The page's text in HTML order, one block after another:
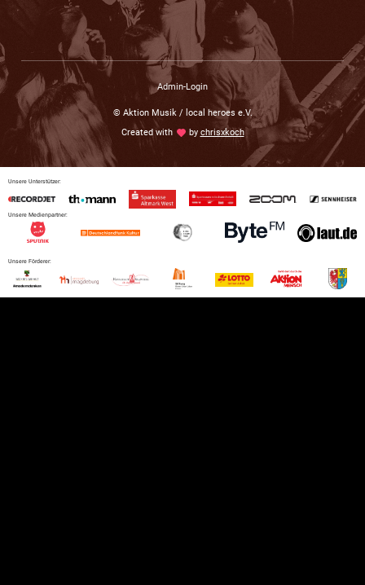
Admin-Login
© Aktion Musik / local heroes e.V.
Created withlove by chrisxkoch
Unsere Unterstützer:
Unsere Medienpartner:
Unsere Förderer: